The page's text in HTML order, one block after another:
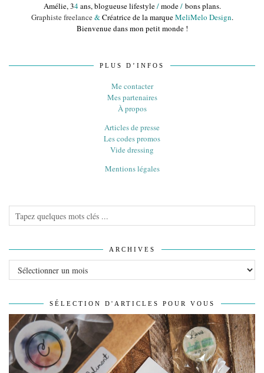
Amélie, 34ans, blogueuse lifestyle/mode/bons plans.
Graphiste freelance&Créatrice de la marqueMeliMelo Design.
Bienvenue dans mon petit monde !
PLUS D’INFOS
Me contacter
Mes partenaires
À propos
Articles de presse
Les codes promos
Vide dressing
Mentions légales
ARCHIVES
SÉLECTION D'ARTICLES POUR VOUS